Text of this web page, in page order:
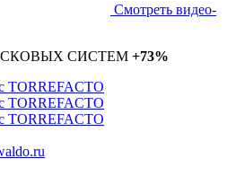
Смотреть видео-
СИСТЕМ +73%